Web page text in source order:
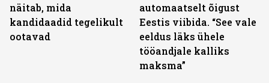
näitab, mida
kandidaadid tegelikult
ootavad
automaatselt õigust
Eestis viibida. “See vale
eeldus läks ühele
tööandjale kalliks
maksma”